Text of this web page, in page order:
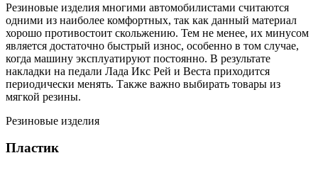
Резиновые изделия многими автомобилистами считаются
одними из наиболее комфортных, так как данный материал
хорошо противостоит скольжению. Тем не менее, их минусом
является достаточно быстрый износ, особенно в том случае,
когда машину эксплуатируют постоянно. В результате
накладки на педали Лада Икс Рей и Веста приходится
периодически менять. Также важно выбирать товары из
мягкой резины.
Резиновые изделия
Пластик